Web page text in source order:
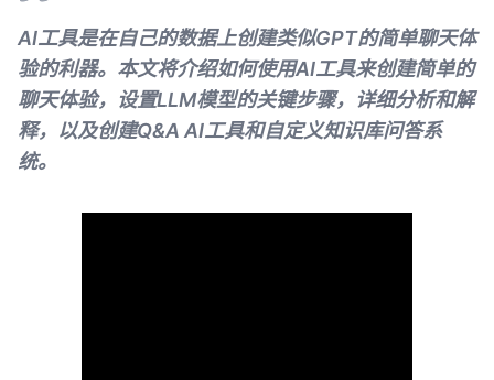
AI工具是在自己的数据上创建类似GPT的简单聊天体
验的利器。本文将介绍如何使用AI工具来创建简单的
聊天体验，设置LLM模型的关键步骤，详细分析和解
释，以及创建Q&A AI工具和自定义知识库问答系
统。